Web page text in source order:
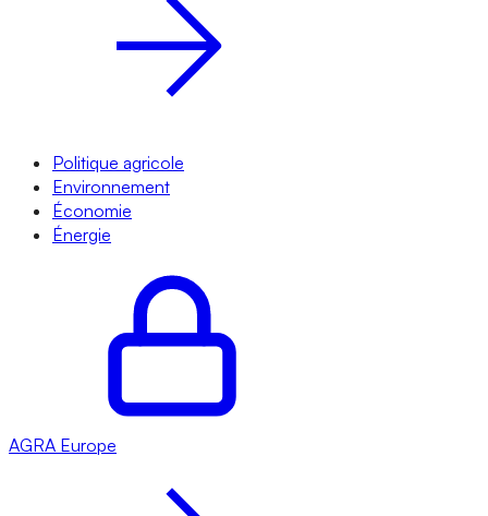
Politique agricole
Environnement
Économie
Énergie
AGRA Europe